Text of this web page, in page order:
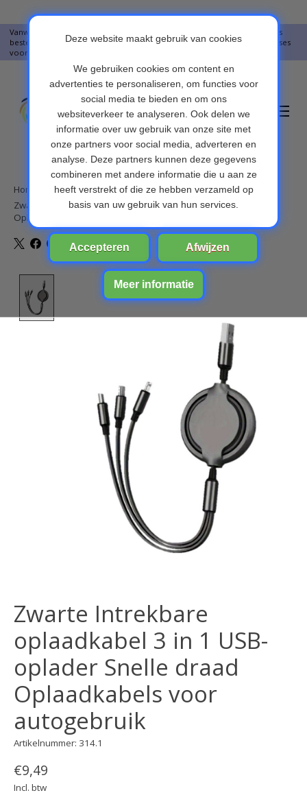
Vanwege vakantie worden er op moment geen pakketjes verstuurd. Alles
bestellingen vanaf 09-07-2026 word op 10-08-2026 verzonden. Onze excuses
voor het ongemak. Bedankt voor u begrip.
Verlanglijst
Home
Zwarte Intrekbare oplaadkabel 3 in 1 USB-oplader Snelle draad
Oplaadkabels voor autogebruik
Product image slideshow Items
Zwarte Intrekbare
oplaadkabel 3 in 1 USB-
oplader Snelle draad
Oplaadkabels voor
autogebruik
Artikelnummer: 314.1
€9,49
Incl. btw